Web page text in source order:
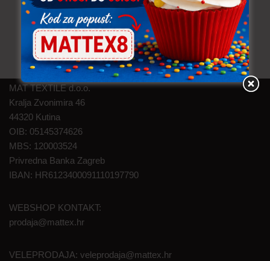
MAT TEXTILE d.o.o.
Kralja Zvonimira 46
44320 Kutina
OIB: 05145374626
MBS: 120003524
Privredna Banka Zagreb
IBAN: HR6123400091110197790
WEBSHOP KONTAKT:
prodaja@mattex.hr
VELEPRODAJA: veleprodaja@mattex.hr